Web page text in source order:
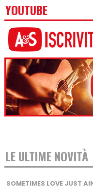
YOUTUBE
LE ULTIME NOVITÀ
SOMETIMES LOVE JUST